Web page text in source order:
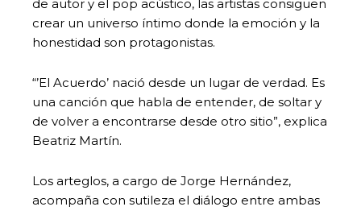
de autor y el pop acústico, las artistas consiguen
crear un universo íntimo donde la emoción y la
honestidad son protagonistas.
“’El Acuerdo’ nació desde un lugar de verdad. Es
una canción que habla de entender, de soltar y
de volver a encontrarse desde otro sitio”, explica
Beatriz Martín.
Los arteglos, a cargo de Jorge Hernández,
acompaña con sutileza el diálogo entre ambas